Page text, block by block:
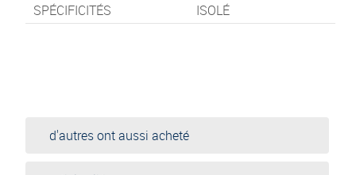
SPÉCIFICITÉS
ISOLÉ
d'autres ont aussi acheté